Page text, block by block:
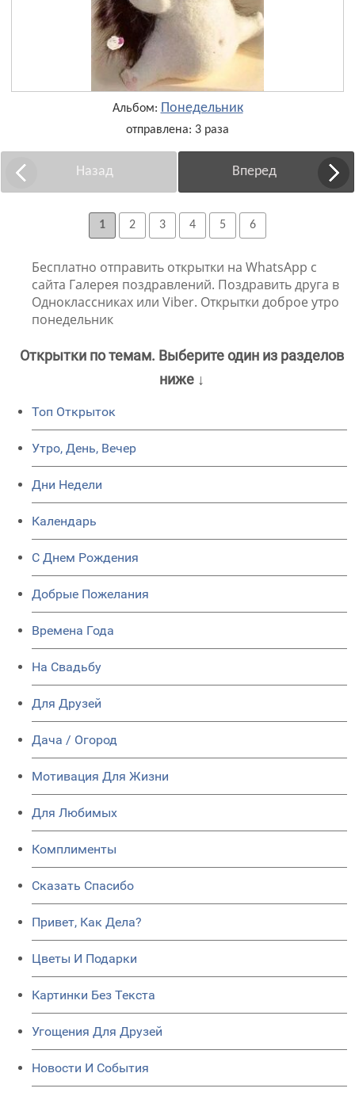
Альбом: Понедельник
отправлена: 3 раза
Назад Вперед
1 2 3 4 5 6
Бесплатно отправить открытки на WhatsApp с
сайта Галерея поздравлений. Поздравить друга в
Одноклассниках или Viber. Открытки доброе утро
понедельник
Открытки по темам. Выберите один из разделов
ниже ↓
Топ Открыток
Утро, День, Вечер
Дни Недели
Календарь
C Днем Рождения
Добрые Пожелания
Времена Года
На Свадьбу
Для Друзей
Дача / Огород
Мотивация Для Жизни
Для Любимых
Комплименты
Сказать Спасибо
Привет, Как Дела?
Цветы И Подарки
Картинки Без Текста
Угощения Для Друзей
Новости И События